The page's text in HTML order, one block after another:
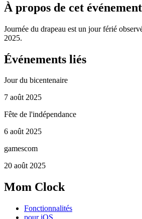
À propos de cet événement
Journée du drapeau est un jour férié
2025.
Événements liés
Jour du bicentenaire
7 août 2025
Fête de l'indépendance
6 août 2025
gamescom
20 août 2025
Mom Clock
Fonctionnalités